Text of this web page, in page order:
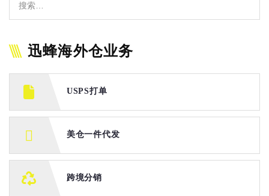
迅蜂海外仓业务
USPS打单
美仓一件代发
跨境分销